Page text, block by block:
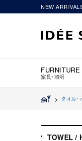
NEW
FURNITURE
家具・照明
> タオル
TOWEL /